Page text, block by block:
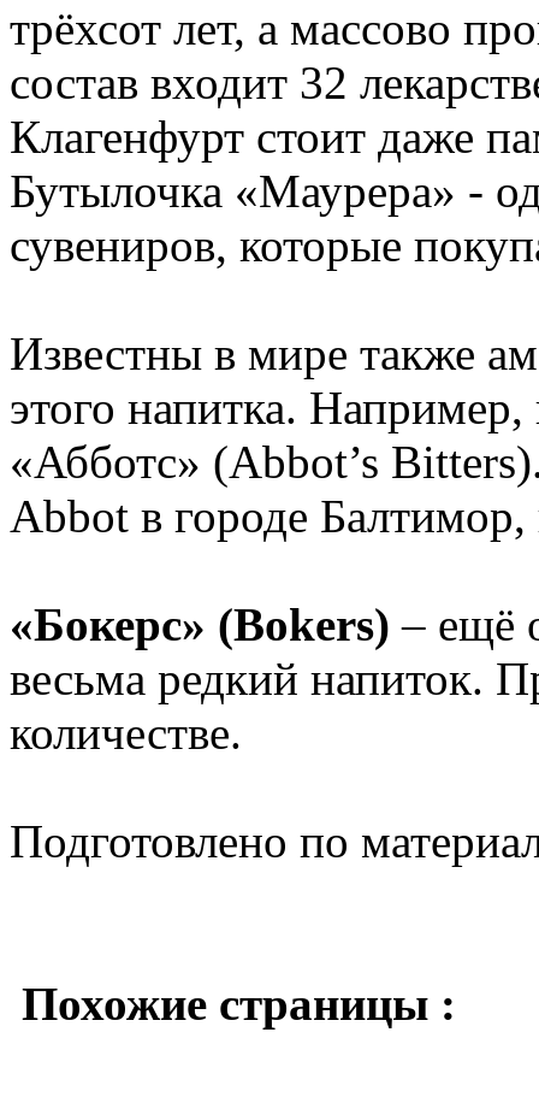
трёхсот лет, а массово
состав входит 32
Клагенфурт стоит даже
Бутылочка «Маурера» -
сувениров, которые
Известны в мире также
этого напитка.
«Абботс» (Abbot’s
Abbot в городе
«Бокерс» (Bokers) – ещё
весьма редкий напиток.
количестве.
Подготовлено по
Похожие страницы :